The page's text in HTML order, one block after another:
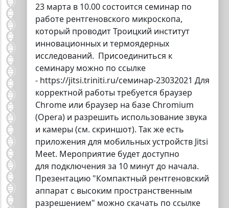
23 марта в 10.00 состоится семинар по
работе рентгеновского микроскопа,
который проводит Троицкий институт
инновационных и термоядерных
исследований. Присоединиться к
семинару можно по ссылке
- https://jitsi.triniti.ru/семинар-23032021 Для
корректной работы требуется браузер
Chrome или браузер на базе Сhromium
(Opera) и разрешить использование звука
и камеры (см. скриншот). Так же есть
приложения для мобильных устройств Jitsi
Meet. Мероприятие будет доступно
для подключения за 10 минут до начала.
Презентацию "Компактный рентгеновский
аппарат с высоким пространственным
разрешением" можно скачать по ссылке